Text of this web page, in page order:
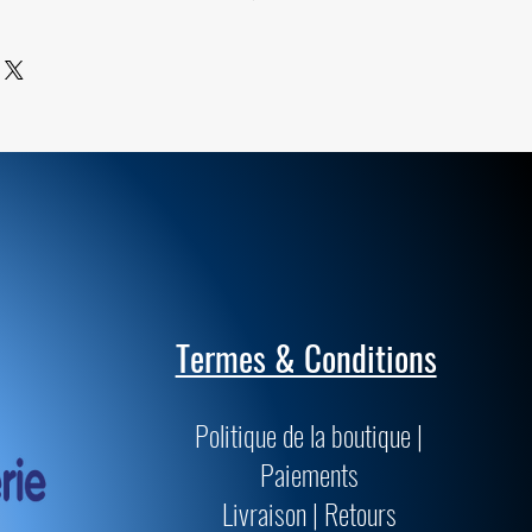
Termes & Conditions
Politique de la boutique |
Paiements
Livraison | Retours